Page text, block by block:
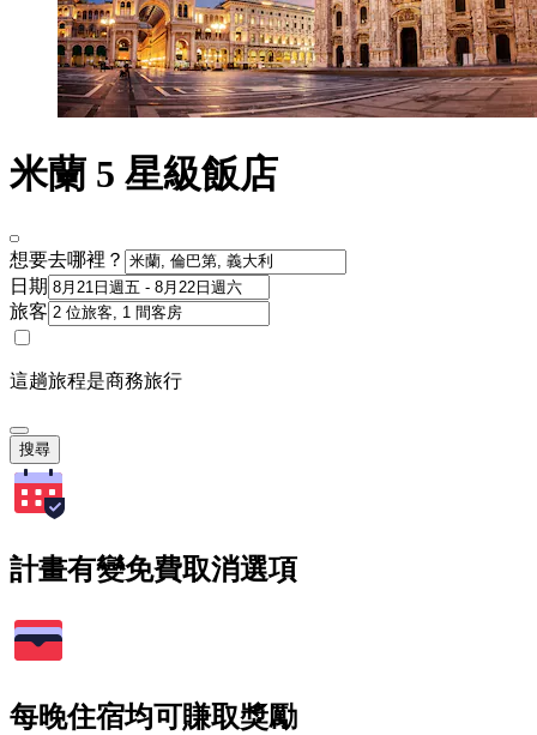
米蘭 5 星級飯店
想要去哪裡？
日期
旅客
這趟旅程是商務旅行
搜尋
計畫有變免費取消選項
每晚住宿均可賺取獎勵